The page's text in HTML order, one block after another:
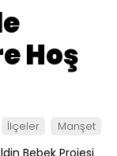
Hoş
İlçeler Manşet